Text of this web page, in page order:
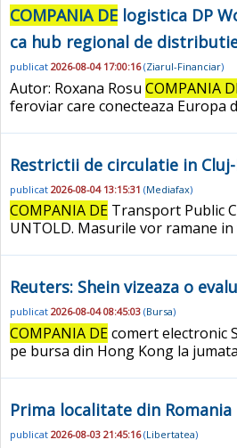
COMPANIA DE logistica DP
ca hub regional de
publicat 2026-08-04 17:00:16(Ziarul-Financiar)
Autor: Roxana Rosu COMPANIA
feroviar care conecteaza Europa
Restrictii de circulatie in
publicat 2026-08-04 13:15:31 (Mediafax)
COMPANIA DE Transport Public
UNTOLD. Masurile vor ramane
Reuters: Shein vizeaza o
publicat 2026-08-04 08:45:03 (Bursa)
COMPANIA DEcomert electronic
pe bursa din Hong Kong la
Prima localitate din
publicat 2026-08-03 21:45:16(Libertatea)